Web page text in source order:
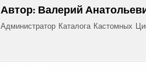
Автор: Валерий
Администратор Каталога Кастомных